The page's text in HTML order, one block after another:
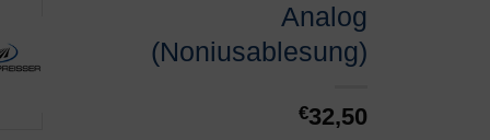
Analog
(Noniusablesung)
€32,50